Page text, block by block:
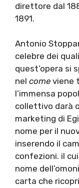
direttore dal
1891.
Antonio
celebre dei
quest’opera si
nel come viene
l’immensa
collettivo darà
marketing di
nome per il
inserendo il
confezioni. il
nome
carta che